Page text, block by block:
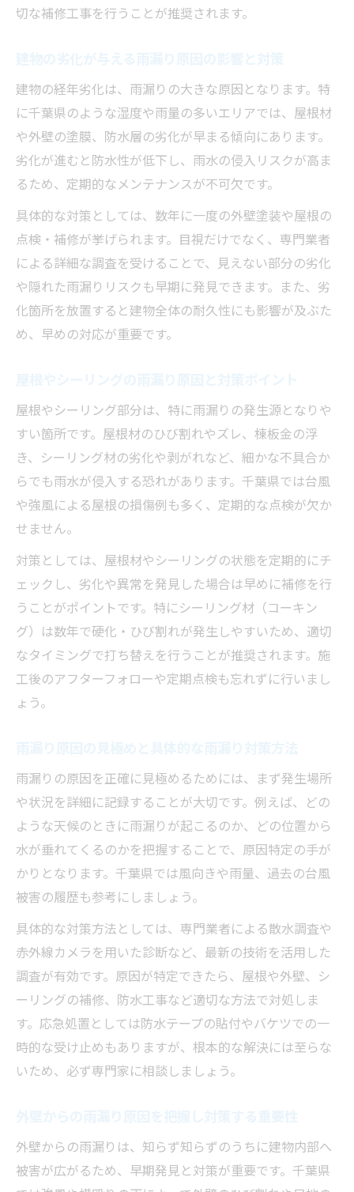
劣化部分から知る雨漏りの見抜き方
劣化箇所から発見する雨漏り対策の実践ス
テップ
見逃しやすい劣化部分の雨漏り原因と対策
方法
外壁や屋根の劣化が雨漏り対策に不可欠な
理由
劣化サインを見抜き雨漏り対策につなげる
コツ
千葉県における気候特有のリスク解説
雨漏り対策で千葉県の気候リスクに備える
方法
千葉県特有の湿気が及ぼす雨漏りリスクと
対策
強風や豪雨対策に有効な雨漏り対策の工夫
とは
放置が危険な雨漏り兆候と早期対応法
見逃せない雨漏り兆候と早めの雨漏り対策
法
放置が危険な雨漏りサインと対策の進め方
雨漏り兆候発見時の迅速な雨漏り対策が重
雨漏り兆候を察知して適切な対策を実践し
よう
屋根や外壁の見逃しがちな雨漏りポイント
屋根の隙間は雨漏り対策で特に注意するポ
イント
外壁の小さな亀裂こそ雨漏り対策の落とし
穴
見落としがちな屋根の繋ぎ目と雨漏り対策
方法
外壁やシーリングの劣化と雨漏り対策の重
要性
屋根裏や外壁裏の雨漏り原因と対策を徹底
解説
切な補修工事を行うことが推奨されます。
建物の経年劣化は、雨漏りの大きな原因となります。特
に千葉県のような湿度や雨量の多いエリアでは、屋根材
や外壁の塗膜、防水層の劣化が早まる傾向にあります。
劣化が進むと防水性が低下し、雨水の侵入リスクが高ま
るため、定期的なメンテナンスが不可欠です。
具体的な対策としては、数年に一度の外壁塗装や屋根の
点検・補修が挙げられます。目視だけでなく、専門業者
による詳細な調査を受けることで、見えない部分の劣化
や隠れた雨漏りリスクも早期に発見できます。また、劣
化箇所を放置すると建物全体の耐久性にも影響が及ぶた
め、早めの対応が重要です。
屋根やシーリング部分は、特に雨漏りの発生源となりや
すい箇所です。屋根材のひび割れやズレ、棟板金の浮
き、シーリング材の劣化や剥がれなど、細かな不具合か
らでも雨水が侵入する恐れがあります。千葉県では台風
や強風による屋根の損傷例も多く、定期的な点検が欠か
せません。
対策としては、屋根材やシーリングの状態を定期的にチ
ェックし、劣化や異常を発見した場合は早めに補修を行
うことがポイントです。特にシーリング材（コーキン
グ）は数年で硬化・ひび割れが発生しやすいため、適切
なタイミングで打ち替えを行うことが推奨されます。施
工後のアフターフォローや定期点検も忘れずに行いまし
ょう。
雨漏りの原因を正確に見極めるためには、まず発生場所
や状況を詳細に記録することが大切です。例えば、どの
ような天候のときに雨漏りが起こるのか、どの位置から
水が垂れてくるのかを把握することで、原因特定の手が
かりとなります。千葉県では風向きや雨量、過去の台風
被害の履歴も参考にしましょう。
具体的な対策方法としては、専門業者による散水調査や
赤外線カメラを用いた診断など、最新の技術を活用した
調査が有効です。原因が特定できたら、屋根や外壁、シ
ーリングの補修、防水工事など適切な方法で対処しま
す。応急処置としては防水テープの貼付やバケツでの一
時的な受け止めもありますが、根本的な解決には至らな
いため、必ず専門家に相談しましょう。
外壁からの雨漏りは、知らず知らずのうちに建物内部へ
被害が広がるため、早期発見と対策が重要です。千葉県